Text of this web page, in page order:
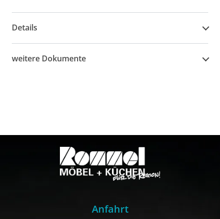
Details
weitere Dokumente
Anfahrt